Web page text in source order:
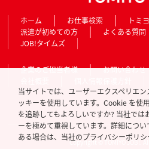
ホーム お仕事検索
トミ
派遣が初めての方
よくある質問
JOB!タイムズ
企業のご担当者様 お問い合わせ
Copyright © TOMIYO JOB!.
当サイトでは、ユーザーエクスペリエ
ッキーを使用しています。Cookie を使
を追跡してもよろしいですか? 当社では
ーを極めて重視しています。詳細につ
ある場合は、当社のプライバシーポリシ